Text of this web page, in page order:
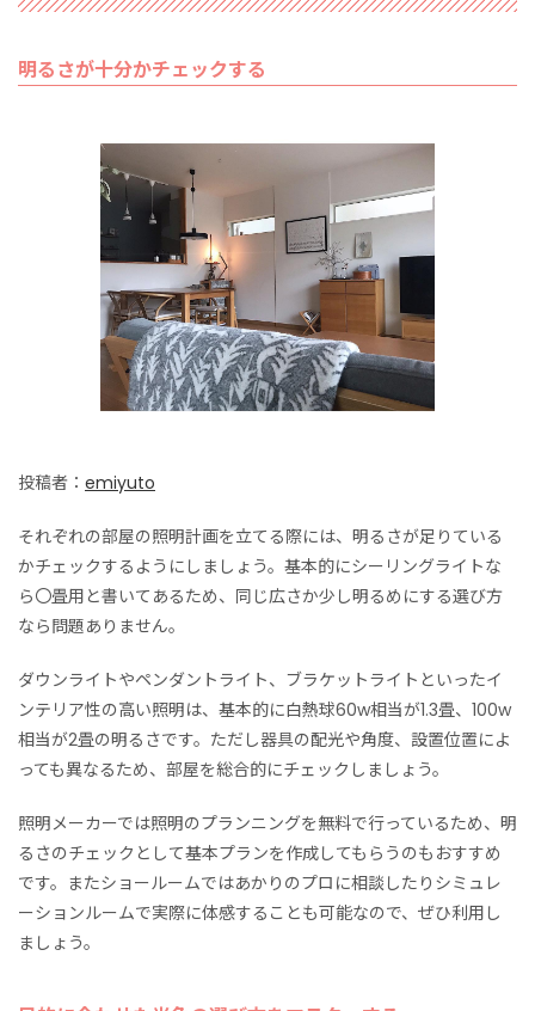
明るさが十分かチェックする
投稿者： emiyuto
それぞれの部屋の照明計画を立てる際には、明るさが足りている
かチェックするようにしましょう。基本的にシーリングライトな
ら〇畳用と書いてあるため、同じ広さか少し明るめにする選び方
なら問題ありません。
ダウンライトやペンダントライト、ブラケットライトといったイ
ンテリア性の高い照明は、基本的に白熱球60w相当が1.3畳、100w
相当が2畳の明るさです。ただし器具の配光や角度、設置位置によ
っても異なるため、部屋を総合的にチェックしましょう。
照明メーカーでは照明のプランニングを無料で行っているため、明
るさのチェックとして基本プランを作成してもらうのもおすすめ
です。またショールームではあかりのプロに相談したりシミュレ
ーションルームで実際に体感することも可能なので、ぜひ利用し
ましょう。